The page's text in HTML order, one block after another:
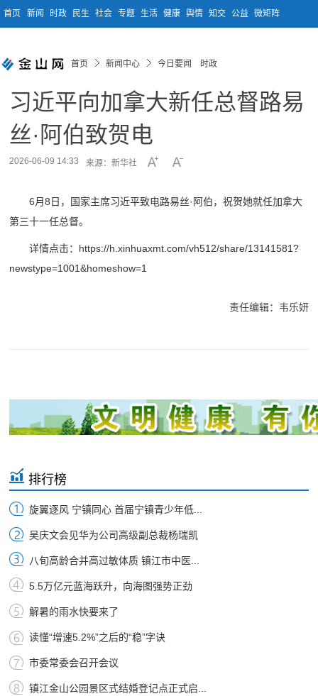
首页 新闻 时政 民生 社会 专题 生活 健康 舆情 知交 公益 微矩阵
首页 新闻中心 今日要闻 时政
习近平向加拿大新任总督路易
丝·阿伯致贺电
2026-06-09 14:33 来源：新华社
6月8日，国家主席习近平致电路易丝·阿伯，祝贺她就任加拿大
第三十一任总督。
详情点击：https://h.xinhuaxmt.com/vh512/share/13141581?
newstype=1001&homeshow=1
责任编辑：韦乐妍
排行榜
旋翼逐风 宁镇同心 首届宁镇青少年低...
吴庆文会见华为公司高级副总裁杨瑞凯
八旬高龄合并高过敏体质 镇江市中医...
5.5万亿元蓝海跃升，向海图强势正劲
解暑的雨水快要来了
读懂“增速5.2%”之后的“稳”字诀
市委常委会召开会议
镇江金山公园景区式结婚登记点正式启...